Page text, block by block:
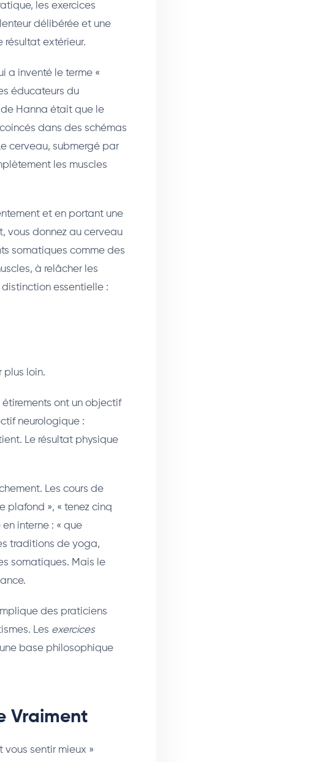
les exercices
délibérée et une
résultat extérieur.
a inventé le terme «
éducateurs du
de Hanna était que le
dans des schémas
cerveau, submergé par
les muscles
et en portant une
vous donnez au cerveau
somatiques comme des
à relâcher les
essentielle :
plus loin.
ont un objectif
neurologique :
Le résultat physique
Les cours de
plafond », « tenez cinq
interne : « que
traditions de yoga,
somatiques. Mais le
des praticiens
Les exercices
base philosophique
Vraiment
vous sentir mieux »